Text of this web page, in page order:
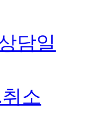
담일
소